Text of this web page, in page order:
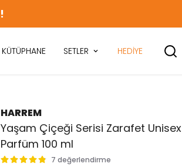
KÜTÜPHANE SETLER HEDİYE
HARREM
Yaşam Çiçeği Serisi Zarafet Unisex
Parfüm 100 ml
7 değerlendirme